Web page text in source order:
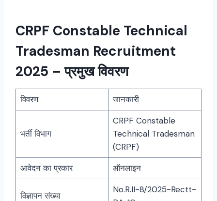
CRPF Constable Technical
Tradesman Recruitment
2025 – प्रमुख विवरण
विवरण जानकारी
भर्ती विभाग
CRPF Constable
Technical Tradesman
(CRPF)
आवेदन का प्रकार
ऑनलाइन
विज्ञापन संख्या
No.R.II-8/2025-Rectt-